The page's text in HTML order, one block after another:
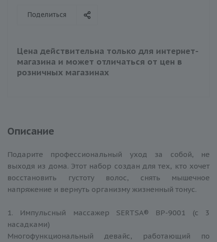
Поделиться
Цена действительна только для интернет-
магазина и может отличаться от цен в
розничных магазинах
Описание
Подарите профессиональный уход за собой, не
выходя из дома. Этот набор создан для тех, кто хочет
восстановить густоту волос, снять мышечное
напряжение и вернуть организму жизненный тонус.
1. Импульсный массажер SERTSA® BP-9001 (с 3
насадками)
Многофункциональный девайс, работающий по